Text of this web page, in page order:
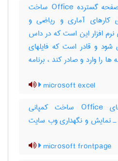
یکی از نرم افزارهای صفحه گسترده Office ساخت
کارهای آماری و ریاضی و
نرم افزار این است که در داس
و قادر است که فایلهای
را وارد و صادر کند ، برنامه
microsoft excel
یکی از نرم افزارهای Office ساخت کمپانی
نمایش و نگهداری وب سایت
microsoft frontpage